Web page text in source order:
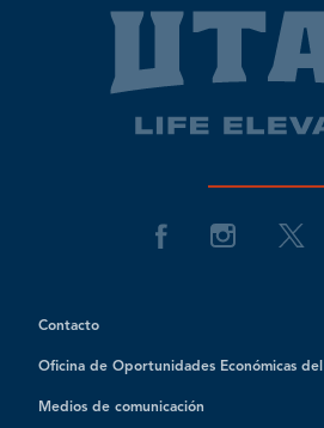
Contacto
Oficina de Oportunidades Económicas
Medios de comunicación